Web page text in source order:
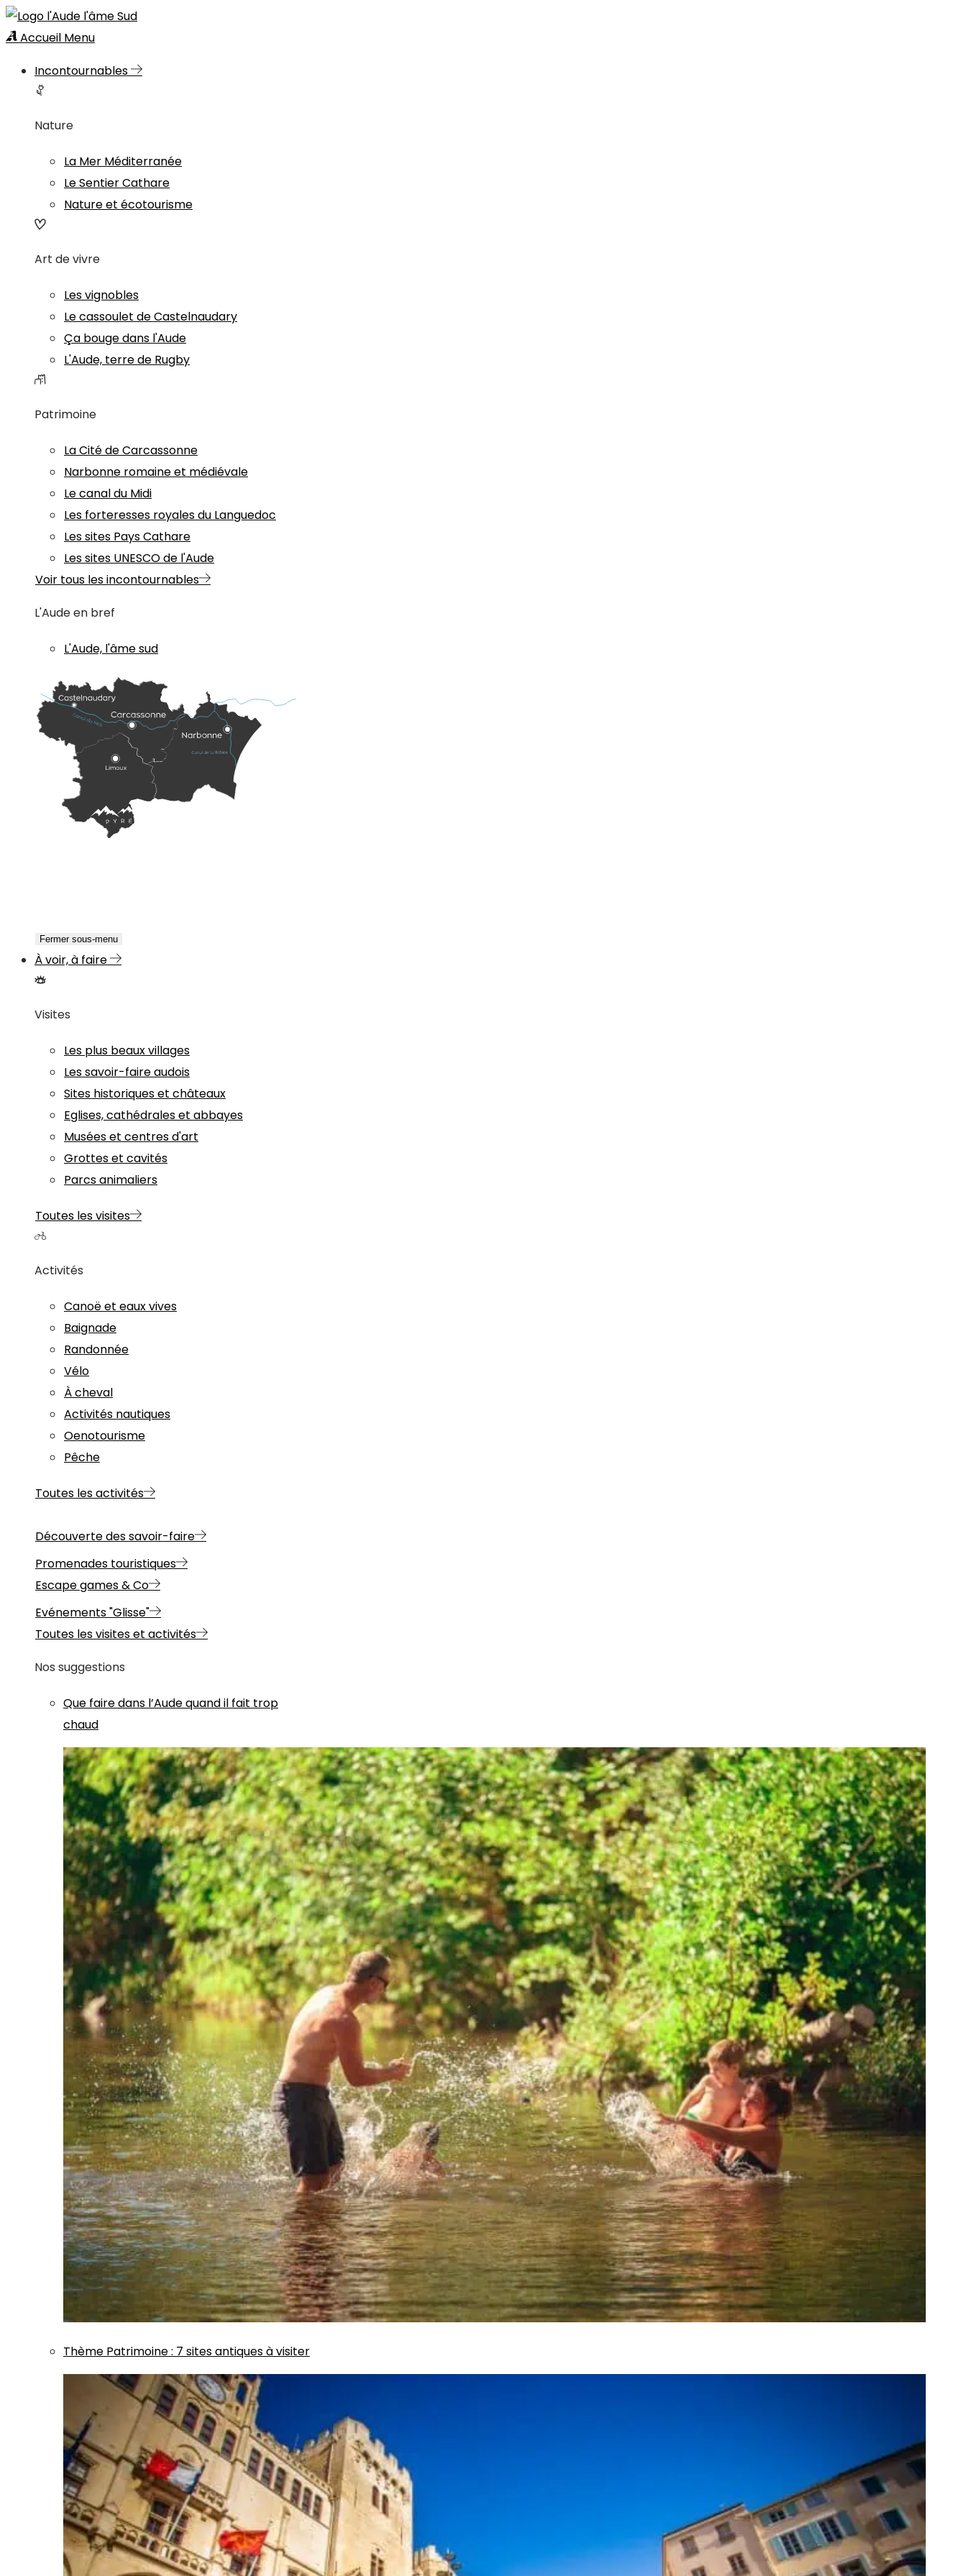
Accueil Menu
Incontournables
Nature
La Mer Méditerranée
Le Sentier Cathare
Nature et écotourisme
Art de vivre
Les vignobles
Le cassoulet de Castelnaudary
Ça bouge dans l'Aude
L'Aude, terre de Rugby
Patrimoine
La Cité de Carcassonne
Narbonne romaine et médiévale
Le canal du Midi
Les forteresses royales du Languedoc
Les sites Pays Cathare
Les sites UNESCO de l'Aude
Voir tous les incontournables
L'Aude en bref
L'Aude, l'âme sud
Fermer sous-menu
À voir, à faire
Visites
Les plus beaux villages
Les savoir-faire audois
Sites historiques et châteaux
Eglises, cathédrales et abbayes
Musées et centres d'art
Grottes et cavités
Parcs animaliers
Toutes les visites
Activités
Canoë et eaux vives
Baignade
Randonnée
Vélo
À cheval
Activités nautiques
Oenotourisme
Pêche
Toutes les activités
Découverte des savoir-faire
Promenades touristiques
Escape games & Co
Evénements "Glisse"
Toutes les visites et activités
Nos suggestions
Que faire dans l’Aude quand il fait trop
chaud
Thème Patrimoine: 7 sites antiques à visiter